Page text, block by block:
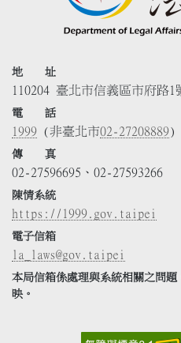
地 址
110204 臺北市信義區市府路1
電 話
1999 (非臺北市02-27208889)
傳 真
02-27596695、02-27593266
陳情系統
https://1999.gov.taipei
電子信箱
la_laws@gov.taipei
本局信箱係處理與系統相關之問
映。